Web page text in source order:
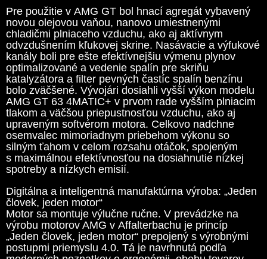
Pre použitie v AMG GT bol hnací agregát vybavený
novou olejovou vaňou, nanovo umiestnenými
chladičmi plniaceho vzduchu, ako aj aktívnym
odvzdušnením kľukovej skrine. Nasávacie a výfukové
kanály boli pre ešte efektívnejšiu výmenu plynov
optimalizované a vedenie spalín pre skriňu
katalyzátora a filter pevných častíc spalín benzínu
bolo zväčšené. Vývojári dosiahli vyšší výkon modelu
AMG GT 63 4MATIC+ v prvom rade vyšším plniacim
tlakom a väčšou priepustnosťou vzduchu, ako aj
upraveným softvérom motora. Celkovo nadchne
osemvalec mimoriadnym priebehom výkonu so
silným ťahom v celom rozsahu otáčok, spojeným
s maximálnou efektívnosťou na dosiahnutie nízkej
spotreby a nízkych emisií.
Digitálna a inteligentná manufaktúrna výroba: „Jeden
človek, jeden motor“
Motor sa montuje výlučne ručne. V prevádzke na
výrobu motorov AMG v Affalterbachu je princíp
„Jeden človek, jeden motor“ prepojený s výrobnými
postupmi priemyslu 4.0. Tá je navrhnutá podľa